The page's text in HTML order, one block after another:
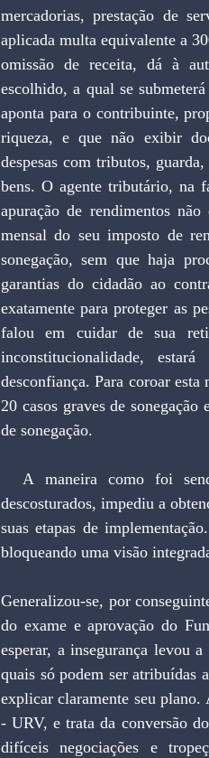
mercadorias, prestação de
aplicada multa equivalente a
omissão de receita, dá à
escolhido, a qual se
aponta para o contribuinte,
riqueza, e que não exibir
despesas com tributos,
bens. O agente tributário, na
apuração de rendimentos
mensal do seu imposto de
sonegação, sem que haja
garantias do cidadão ao
exatamente para proteger as
falou em cuidar de sua
inconstitucionalidade,
desconfiança. Para coroar
20 casos graves de
de sonegação.
  A maneira como foi sendo divulgado o teor do plano de estabilização, em fragmentos
descosturados, impediu a
suas etapas de
bloqueando uma visão
Generalizou-se, por
do exame e aprovação do
esperar, a insegurança levou
quais só podem ser atribuídas
explicar claramente seu
- URV, e trata da conversão
difíceis negociações e